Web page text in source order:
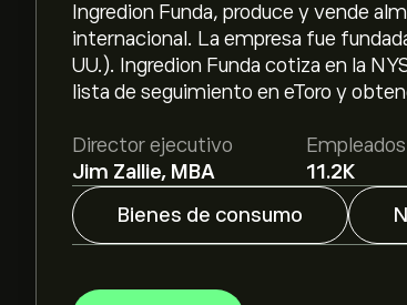
Ingredion Funda, produce y vende
internacional. La empresa fue
UU.). Ingredion Funda cotiza en la
lista de seguimiento en eToro y
Director ejecutivo
Jim Zallie, MBA
Empleados
11.2K
Bienes de consumo